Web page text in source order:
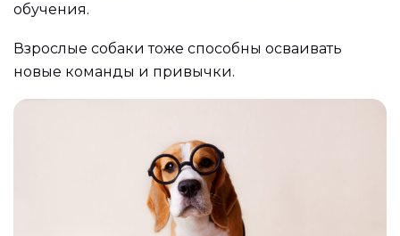
обучения.
Взрослые собаки тоже способны осваивать
новые команды и привычки.